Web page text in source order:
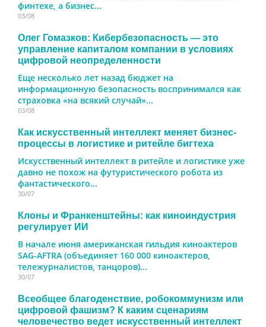
финтехе, а бизнес...
03/08
Олег Гомазков: Кибербезопасность — это
управление капиталом компании в условиях
цифровой неопределенности
Еще несколько лет назад бюджет на
информационную безопасность воспринимался как
страховка «на всякий случай»...
03/08
Как искусственный интеллект меняет бизнес-
процессы в логистике и ритейле бигтеха
Искусственный интеллект в ритейле и логистике уже
давно не похож на футуристического робота из
фантастического...
30/07
Клоны и Франкенштейны: как киноиндустрия
регулирует ИИ
В начале июня американская гильдия киноактеров
SAG-AFTRA (объединяет 160 000 киноактеров,
тележурналистов, танцоров)...
30/07
Всеобщее благоденствие, робокоммунизм или
цифровой фашизм? К каким сценариям
человечество ведет искусственный интеллект